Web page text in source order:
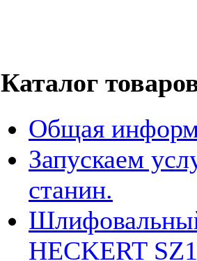
Каталог
Общая
Запускаем
станин.
HECKERT